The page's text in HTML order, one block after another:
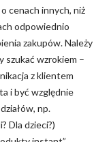
cenach innych, niż
odpowiednio
zakupów. Należy
szukać wzrokiem –
z klientem
i być względnie
np.
Dla dzieci?)